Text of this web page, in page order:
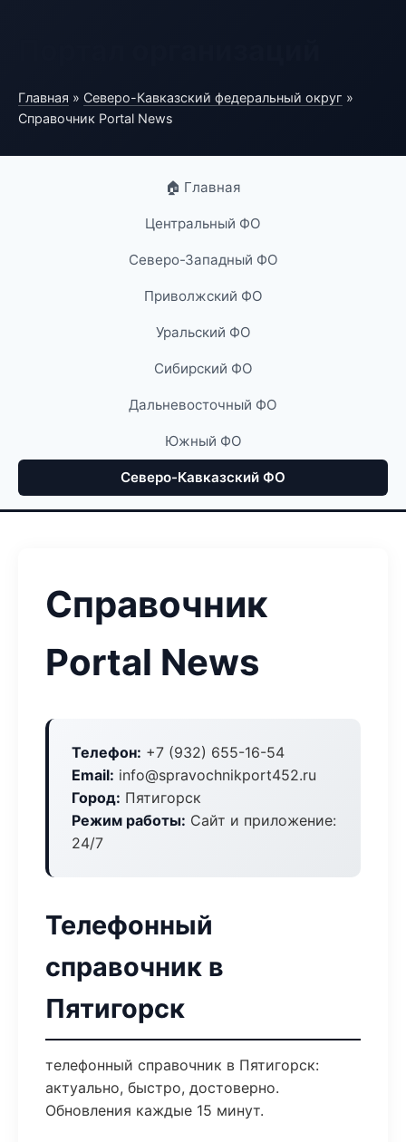
Главная » Северо-Кавказский федеральный округ »
Справочник Portal News
🏠 Главная
Центральный ФО
Северо-Западный ФО
Приволжский ФО
Уральский ФО
Сибирский ФО
Дальневосточный ФО
Южный ФО
Северо-Кавказский ФО
Справочник
Portal News
Телефон: +7 (932) 655-16-54
Email: info@spravochnikport452.ru
Город: Пятигорск
Режим работы: Сайт и приложение:
24/7
Телефонный
справочник в
Пятигорск
телефонный справочник в Пятигорск:
актуально, быстро, достоверно.
Обновления каждые 15 минут.